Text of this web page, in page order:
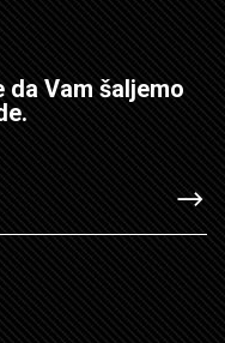
Vam šaljemo